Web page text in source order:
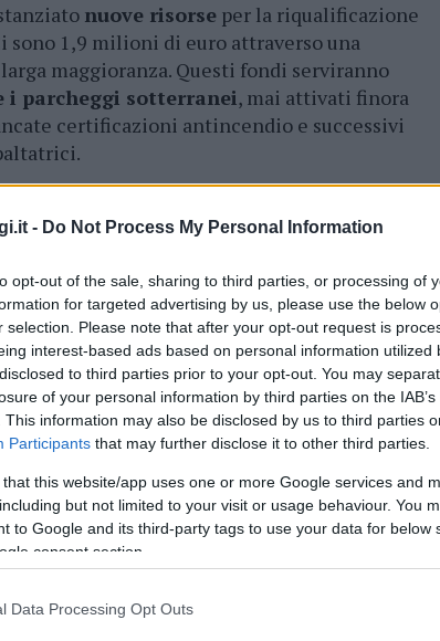
- Do Not Process My Personal Information
opt-out of the sale, sharing to third parties, or processing of
for targeted advertising by us, please use the below
selection. Please note that after your opt-out request is
interest-based ads based on personal information utilized
to third parties prior to your opt-out. You may
of your personal information by third parties on the
This information may also be disclosed by us to third parties
Participants that may further disclose it to other third parties.
that this website/app uses one or more Google services and
but not limited to your visit or usage behaviour. You
to Google and its third-party tags to use your data for below
consent section.
Data Processing Opt Outs
nuove risorse per la riqualificazione
sono 1,9 milioni di euro attraverso una
maggioranza. Questi fondi serviranno
i parcheggi sotterranei, mai attivati finora
certificazioni antincendio e successivi
completamente l’area che è coperta dalla
La tettoia non sparirà ma i suoi impattanti
rispetto al contesto in cui è inserito
intervento si inserisce in un più ampio
delle zone più degradate e problematiche
a problemi di sicurezza e incuria
anche il volto dell’altro monumento del
sarà ristrutturato grazie a15 milionie
di Olbia.
ecco cosa vuole farci il Comune dopo